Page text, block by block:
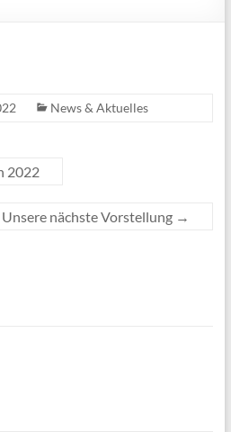
News & Aktuelles
2022
Unsere nächste Vorstellung →